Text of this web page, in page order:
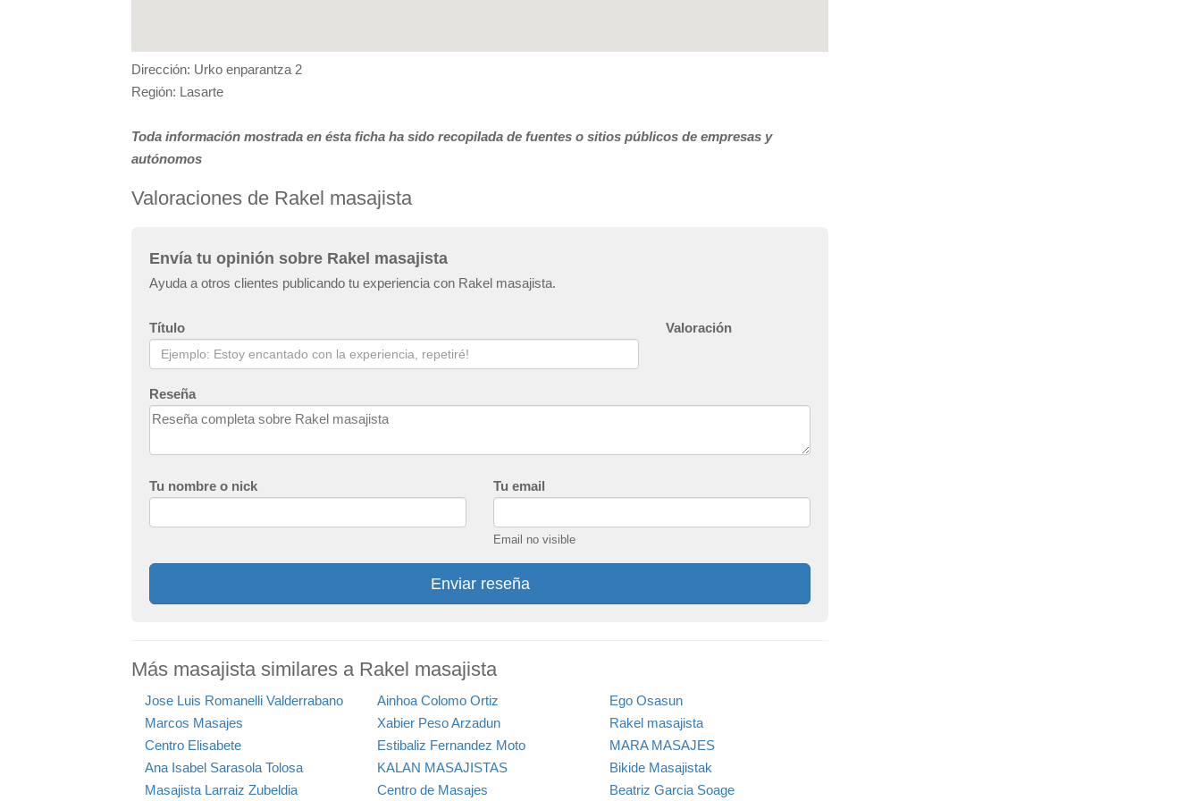
Dirección: Urko enparantza 2
Región: Lasarte
Toda información mostrada en ésta ficha ha sido recopilada de fuentes o sitios públicos de empresas y
autónomos
Valoraciones de Rakel masajista
Envía tu opinión sobre Rakel masajista
Ayuda a otros clientes publicando tu experiencia con Rakel masajista.
Título Valoración
Reseña
Tu nombre o nick Tu email
Email no visible
Enviar reseña
Más masajista similares a Rakel masajista
Jose Luis Romanelli Valderrabano Ainhoa Colomo Ortiz
Ego Osasun
Marcos Masajes
Xabier Peso Arzadun
Rakel masajista
Centro Elisabete
Estibaliz Fernandez Moto
MARA MASAJES
Ana Isabel Sarasola Tolosa
KALAN MASAJISTAS
Bikide Masajistak
Masajista Larraiz Zubeldia
Centro de Masajes Beatriz Garcia Soage